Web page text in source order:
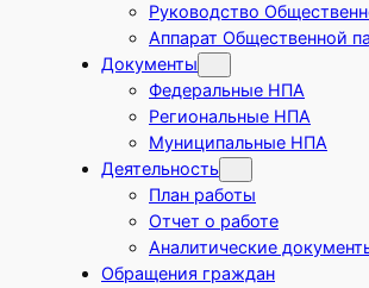
Руководство
Аппарат Общественной
Документы
Федеральные НПА
Региональные НПА
Муниципальные НПА
Деятельность
План работы
Отчет о работе
Аналитические
Обращения граждан